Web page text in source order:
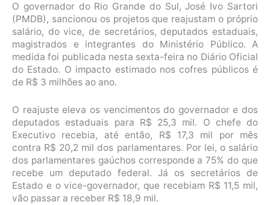
O governador do Rio Grande do Sul, José Ivo Sartori
(PMDB), sancionou os projetos que reajustam o próprio
salário, do vice, de secretários, deputados estaduais,
magistrados e integrantes do Ministério Público. A
medida foi publicada nesta sexta-feira no Diário Oficial
do Estado. O impacto estimado nos cofres públicos é
de R$ 3 milhões ao ano.
O reajuste eleva os vencimentos do governador e dos
deputados estaduais para R$ 25,3 mil. O chefe do
Executivo recebia, até então, R$ 17,3 mil por mês
contra R$ 20,2 mil dos parlamentares. Por lei, o salário
dos parlamentares gaúchos corresponde a 75% do que
recebe um deputado federal. Já os secretários de
Estado e o vice-governador, que recebiam R$ 11,5 mil,
vão passar a receber R$ 18,9 mil.